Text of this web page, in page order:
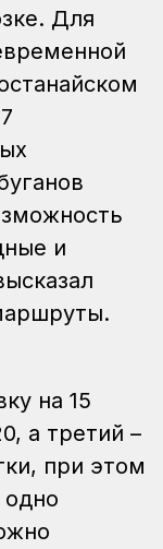
Для
и
на 15
а третий –
при этом
одно